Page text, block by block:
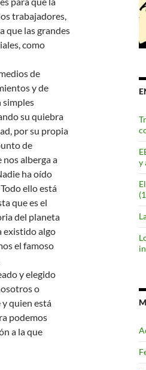
trabajadores,
que las grandes
como
de
y de
simples
su quiebra
por su propia
de
alberga a
ha oído
ello está
que es el
del planeta
existido algo
el famoso
y elegido
o
quien está
podemos
a la que
y